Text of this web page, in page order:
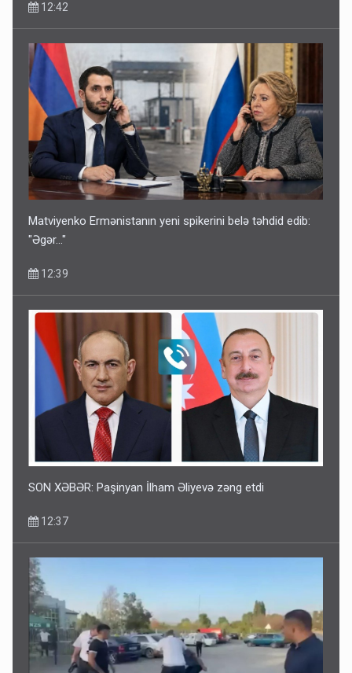
12:42
Matviyenko Ermənistanın yeni spikerini belə təhdid edib:
"Əgər..."
12:39
SON XƏBƏR: Paşinyan İlham Əliyevə zəng etdi
12:37